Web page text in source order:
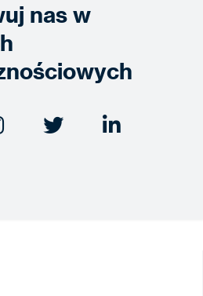
nas w
 